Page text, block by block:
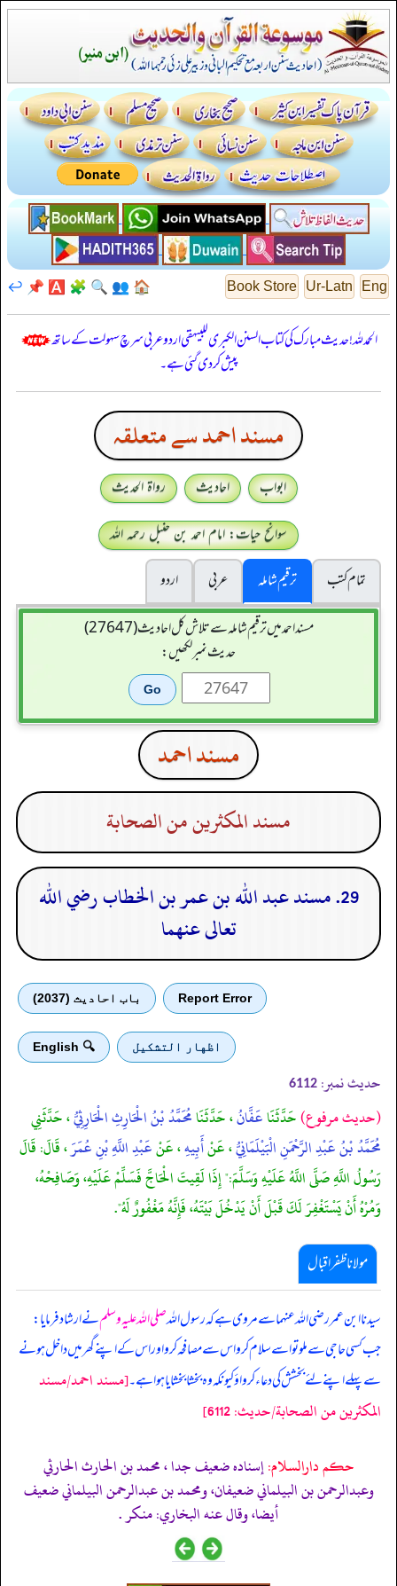
Eng
Ur-Latn
Book Store
🏠
👥
🔍
🧩
🅰️
📌
↩️
الحمدللہ! حدیث مبارک کی کتاب السنن الكبرى للبيهقي اردو عربی سرچ سہولت کے ساتھ
پیش کر دی گئی ہے۔
مسند احمد سے متعلقہ
ابواب احادیث
رواۃ الحدیث
سوانح حیات: امام احمد بن حنبل رحمہ اللہ
تمام کتب
ترقیم شاملہ عربی
اردو
مسند احمد میں ترقیم شاملہ سے تلاش کل احادیث (27647)
حدیث نمبر لکھیں:
مسند احمد
مسند المكثرين من الصحابة
29. مسند عبد الله بن عمر بن الخطاب رضي الله
تعالى عنهما
Report Error باب احادیث (2037)
اظهار التشكيل 🔍 English
حدیث نمبر: 6112
(حديث مرفوع)حَدَّثَنَاعَفَّانُ، حَدَّثَنَامُحَمَّدُ بْنُ الْحَارِثِ الْحَارِثِيُّ، حَدَّثَنِي
مُحَمَّدُ بْنُ عَبْدِ الرَّحْمَنِ الْبَيْلَمَانِيُّ، عَنْأَبِيهِ، عَنْعَبْدِ اللَّهِ بْنِ عُمَرَ، قَالَ: قَالَ
رَسُولُ اللَّهِ صَلَّى اللَّهُ عَلَيْهِ وَسَلَّمَ:" إِذَا لَقِيتَ الْحَاجَّ فَسَلِّمْ عَلَيْهِ، وَصَافِحْهُ،
وَمُرْهُ أَنْ يَسْتَغْفِرَ لَكَ قَبْلَ أَنْ يَدْخُلَ بَيْتَهُ، فَإِنَّهُ مَغْفُورٌ لَهُ".
مولانا ظفر اقبال
سیدنا ابن عمر رضی اللہ عنہما سے مروی ہے کہ رسول اللہصلی اللہ علیہ وسلمنے ارشاد فرمایا:
جب کسی حاجی سے ملو تو اسے سلام کرو اس سے مصافحہ کرو اور اس کے اپنے گھر میں داخل ہونے
سے پہلے اپنے لئے بخشش کی دعاء کرواؤ کیونکہ وہ بخشا بخشایا ہوا ہے۔[مسند احمد/مسند
المكثرين من الصحابة/حدیث: 6112]
حکم دارالسلام:إسناده ضعيف جدا ، محمد بن الحارث الحارثي
وعبدالرحمن بن البيلماني ضعيفان، ومحمد بن عبدالرحمن البيلماني ضعيف
أيضا، وقال عنه البخاري: منكر .